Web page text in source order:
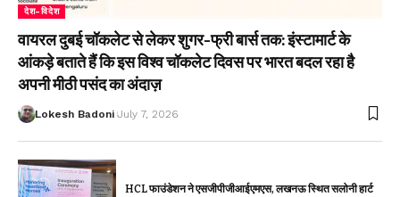
देश-विदेश
वायरल दुबई चॉकलेट से लेकर शुगर-फ्री बार्स तक: इंस्टामार्ट के
आंकड़े बताते हैं कि इस विश्व चॉकलेट दिवस पर भारत बदल रहा है
अपनी मीठी पसंद का अंदाज़
Lokesh Badoni July 7, 2026
HCL फाउंडेशन ने एसजीपीजीआईएमएस, लखनऊ स्थित सलोनी हार्ट